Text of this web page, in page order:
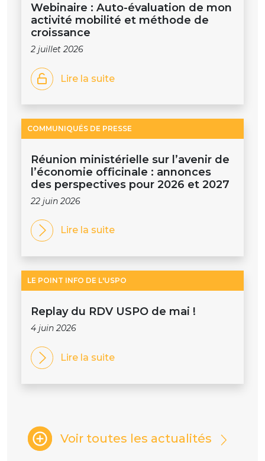
Webinaire : Auto-évaluation de mon
activité mobilité et méthode de
croissance
2 juillet 2026
Lire la suite
COMMUNIQUÉS DE PRESSE
Réunion ministérielle sur l’avenir de
l’économie officinale : annonces
des perspectives pour 2026 et 2027
22 juin 2026
Lire la suite
LE POINT INFO DE L'USPO
Replay du RDV USPO de mai !
4 juin 2026
Lire la suite
Voir toutes les actualités